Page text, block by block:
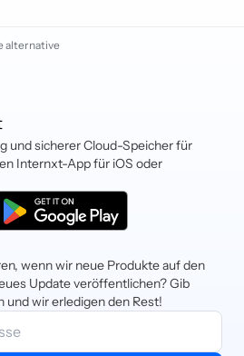
alternative
und sicherer Cloud-Speicher für
Internxt-App für iOS oder
wenn wir neue Produkte auf den
Update veröffentlichen? Gib
wir erledigen den Rest!